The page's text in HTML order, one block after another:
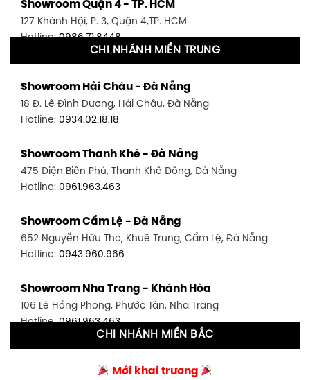
Showroom Quận 4 - TP. HCM
127 Khánh Hội, P. 3, Quận 4,TP. HCM
Hotline:0986.71.8448
1411 Đường 3/2, P. 16, Quận 11, TP. HCM
Hotline:0906.256.759
1448 Huỳnh Tấn Phát, Phú Thuận, Quận 7, TP HCM
Hotline:0946.480.580
348 Đ. Bạch Đằng, P. 14, Bình Thạnh, TP HCM
Hotline:0902.716.230
591 Hoàng Văn Thụ, P. 4, Tân Bình, TP HCM
Hotline:0906.256.759
Showroom Tân Bình 2 - TP. HCM
0986.71.8448
CHI NHÁNH MIỀN TRUNG
Showroom Hải Châu - Đà Nẵng
18 Đ. Lê Đình Dương, Hải Châu, Đà Nẵng
Hotline: 0934.02.18.18
Showroom Thanh Khê - Đà Nẵng
475 Điện Biên Phủ, Thanh Khê Đông, Đà Nẵng
Hotline: 0961.963.463
Showroom Cẩm Lệ - Đà Nẵng
652 Nguyễn Hữu Thọ, Khuê Trung, Cẩm Lệ, Đà Nẵng
Hotline: 0943.960.966
Showroom Nha Trang - Khánh Hòa
106 Lê Hồng Phong, Phước Tân, Nha Trang
Hotline:0961.963.463
27-29 Nguyễn Sỹ Sách, Hưng Bình, TP Vinh, Nghệ An
CHI NHÁNH MIỀN BẮC
Mới khai trương